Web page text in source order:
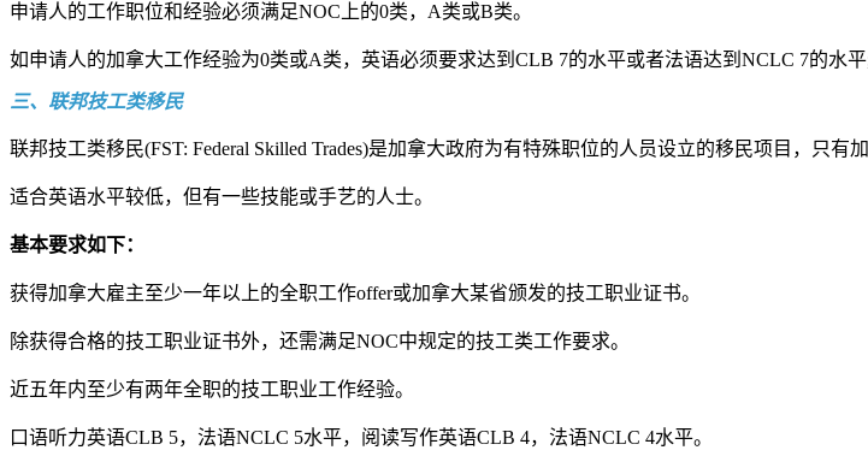
申请人的工作职位和经验必须满足NOC上的0类，A类或B类。
如申请人的加拿大工作经验为0类或A类，英语必须要求达到CLB 7的水平或者法语达到NCLC 7的水
三、联邦技工类移民
联邦技工类移民(FST: Federal Skilled Trades)是加拿大政府为有特殊职位的人员设立的移民项目，只有
适合英语水平较低，但有一些技能或手艺的人士。
基本要求如下：
获得加拿大雇主至少一年以上的全职工作offer或加拿大某省颁发的技工职业证书。
除获得合格的技工职业证书外，还需满足NOC中规定的技工类工作要求。
近五年内至少有两年全职的技工职业工作经验。
口语听力英语CLB 5，法语NCLC 5水平，阅读写作英语CLB 4，法语NCLC 4水平。